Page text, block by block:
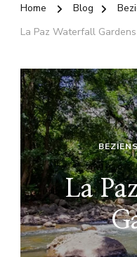
Home Blog
La Paz Waterfall Gardens
La